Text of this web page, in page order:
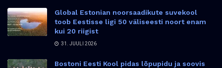
Global Estonian noorsaadikute suvekool
toob Eestisse ligi 50 väliseesti noort enam
kui 20 riigist
31. JUULI 2026
Bostoni Eesti Kool pidas lõpupidu ja soovis